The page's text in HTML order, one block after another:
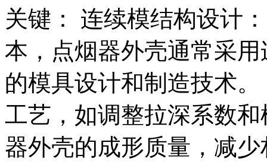
关键： 连续模结构设计
本，点烟器外壳通常采
的模具设计和制造技术
工艺，如调整拉深系数
器外壳的成形质量，减